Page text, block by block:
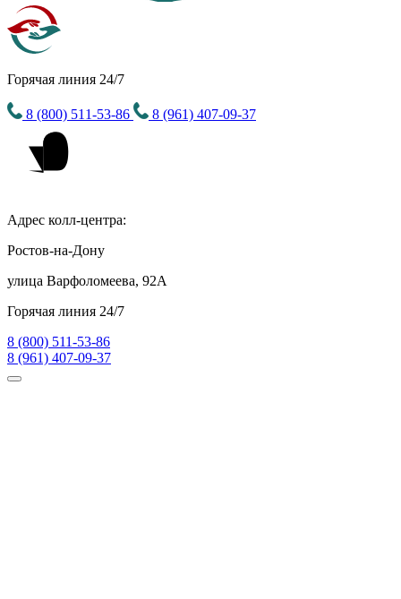
Горячая линия 24/7
8 (800) 511-53-86 8 (961) 407-09-37
Адрес колл-центра:
Ростов-на-Дону
улица Варфоломеева, 92А
Горячая линия 24/7
8 (800) 511-53-86
8 (961) 407-09-37